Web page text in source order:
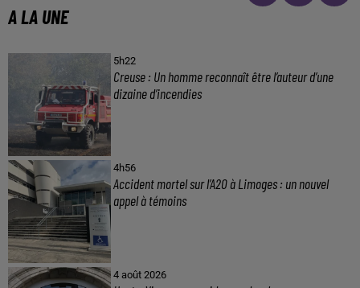
A LA UNE
5h22
Creuse : Un homme reconnaît être l’auteur d’une
dizaine d’incendies
4h56
Accident mortel sur l’A20 à Limoges : un nouvel
appel à témoins
4 août 2026